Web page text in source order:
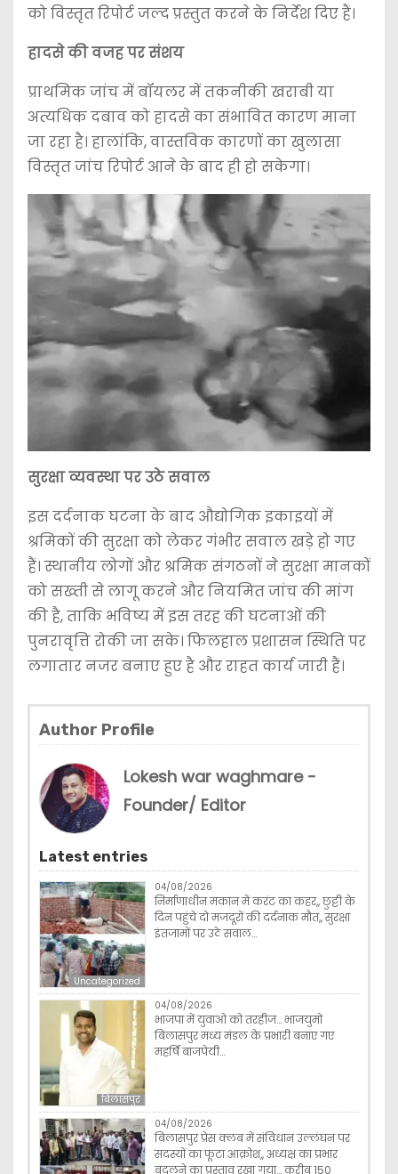
को विस्तृत रिपोर्ट जल्द प्रस्तुत करने के निर्देश दिए हैं।
हादसे की वजह पर संशय
प्राथमिक जांच में बॉयलर में तकनीकी खराबी या
अत्यधिक दबाव को हादसे का संभावित कारण माना
जा रहा है। हालांकि, वास्तविक कारणों का खुलासा
विस्तृत जांच रिपोर्ट आने के बाद ही हो सकेगा।
सुरक्षा व्यवस्था पर उठे सवाल
इस दर्दनाक घटना के बाद औद्योगिक इकाइयों में
श्रमिकों की सुरक्षा को लेकर गंभीर सवाल खड़े हो गए
हैं। स्थानीय लोगों और श्रमिक संगठनों ने सुरक्षा मानकों
को सख्ती से लागू करने और नियमित जांच की मांग
की है, ताकि भविष्य में इस तरह की घटनाओं की
पुनरावृत्ति रोकी जा सके। फिलहाल प्रशासन स्थिति पर
लगातार नजर बनाए हुए है और राहत कार्य जारी हैं।
Author Profile
Lokesh war waghmare -
Founder/ Editor
Latest entries
Uncategorized
04/08/2026
निर्माणाधीन मकान में करंट का कहर,, छुट्टी के
दिन पहुंचे दो मजदूरों की दर्दनाक मौत,, सुरक्षा
इंतजामों पर उठे सवाल…
बिलासपुर
04/08/2026
भाजपा में युवाओ को तरहीज… भाजयुमो
बिलासपुर मध्य मंडल के प्रभारी बनाए गए
महर्षि बाजपेयी…
04/08/2026
बिलासपुर प्रेस क्लब में संविधान उल्लंघन पर
सदस्यों का फूटा आक्रोश,, अध्यक्ष का प्रभार
बदलने का प्रस्ताव रखा गया… करीब 150